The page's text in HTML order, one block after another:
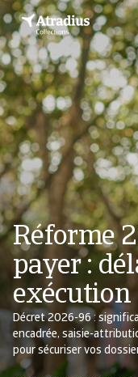
Réforme
payer :
exécution
Décret 2026-96 :
encadrée, saisie-
pour sécuriser vos